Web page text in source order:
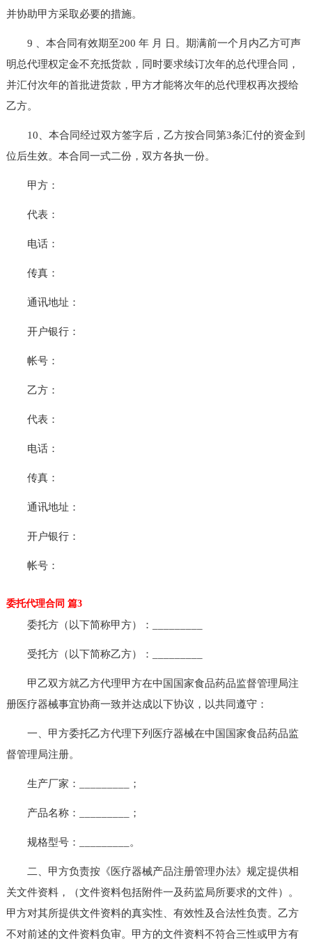
并协助甲方采取必要的措施。
9 、本合同有效期至200 年 月 日。期满前一个月内乙方可声
明总代理权定金不充抵货款，同时要求续订次年的总代理合同，
并汇付次年的首批进货款，甲方才能将次年的总代理权再次授给
乙方。
10、本合同经过双方签字后，乙方按合同第3条汇付的资金到
位后生效。本合同一式二份，双方各执一份。
甲方：
代表：
电话：
传真：
通讯地址：
开户银行：
帐号：
乙方：
代表：
电话：
传真：
通讯地址：
开户银行：
帐号：
委托代理合同 篇3
委托方（以下简称甲方）：_________
受托方（以下简称乙方）：_________
甲乙双方就乙方代理甲方在中国国家食品药品监督管理局注
册医疗器械事宜协商一致并达成以下协议，以共同遵守：
一、甲方委托乙方代理下列医疗器械在中国国家食品药品监
督管理局注册。
生产厂家：_________；
产品名称：_________；
规格型号：_________。
二、甲方负责按《医疗器械产品注册管理办法》规定提供相
关文件资料，（文件资料包括附件一及药监局所要求的文件）。
甲方对其所提供文件资料的真实性、有效性及合法性负责。乙方
不对前述的文件资料负审。甲方的文件资料不符合三性或甲方有